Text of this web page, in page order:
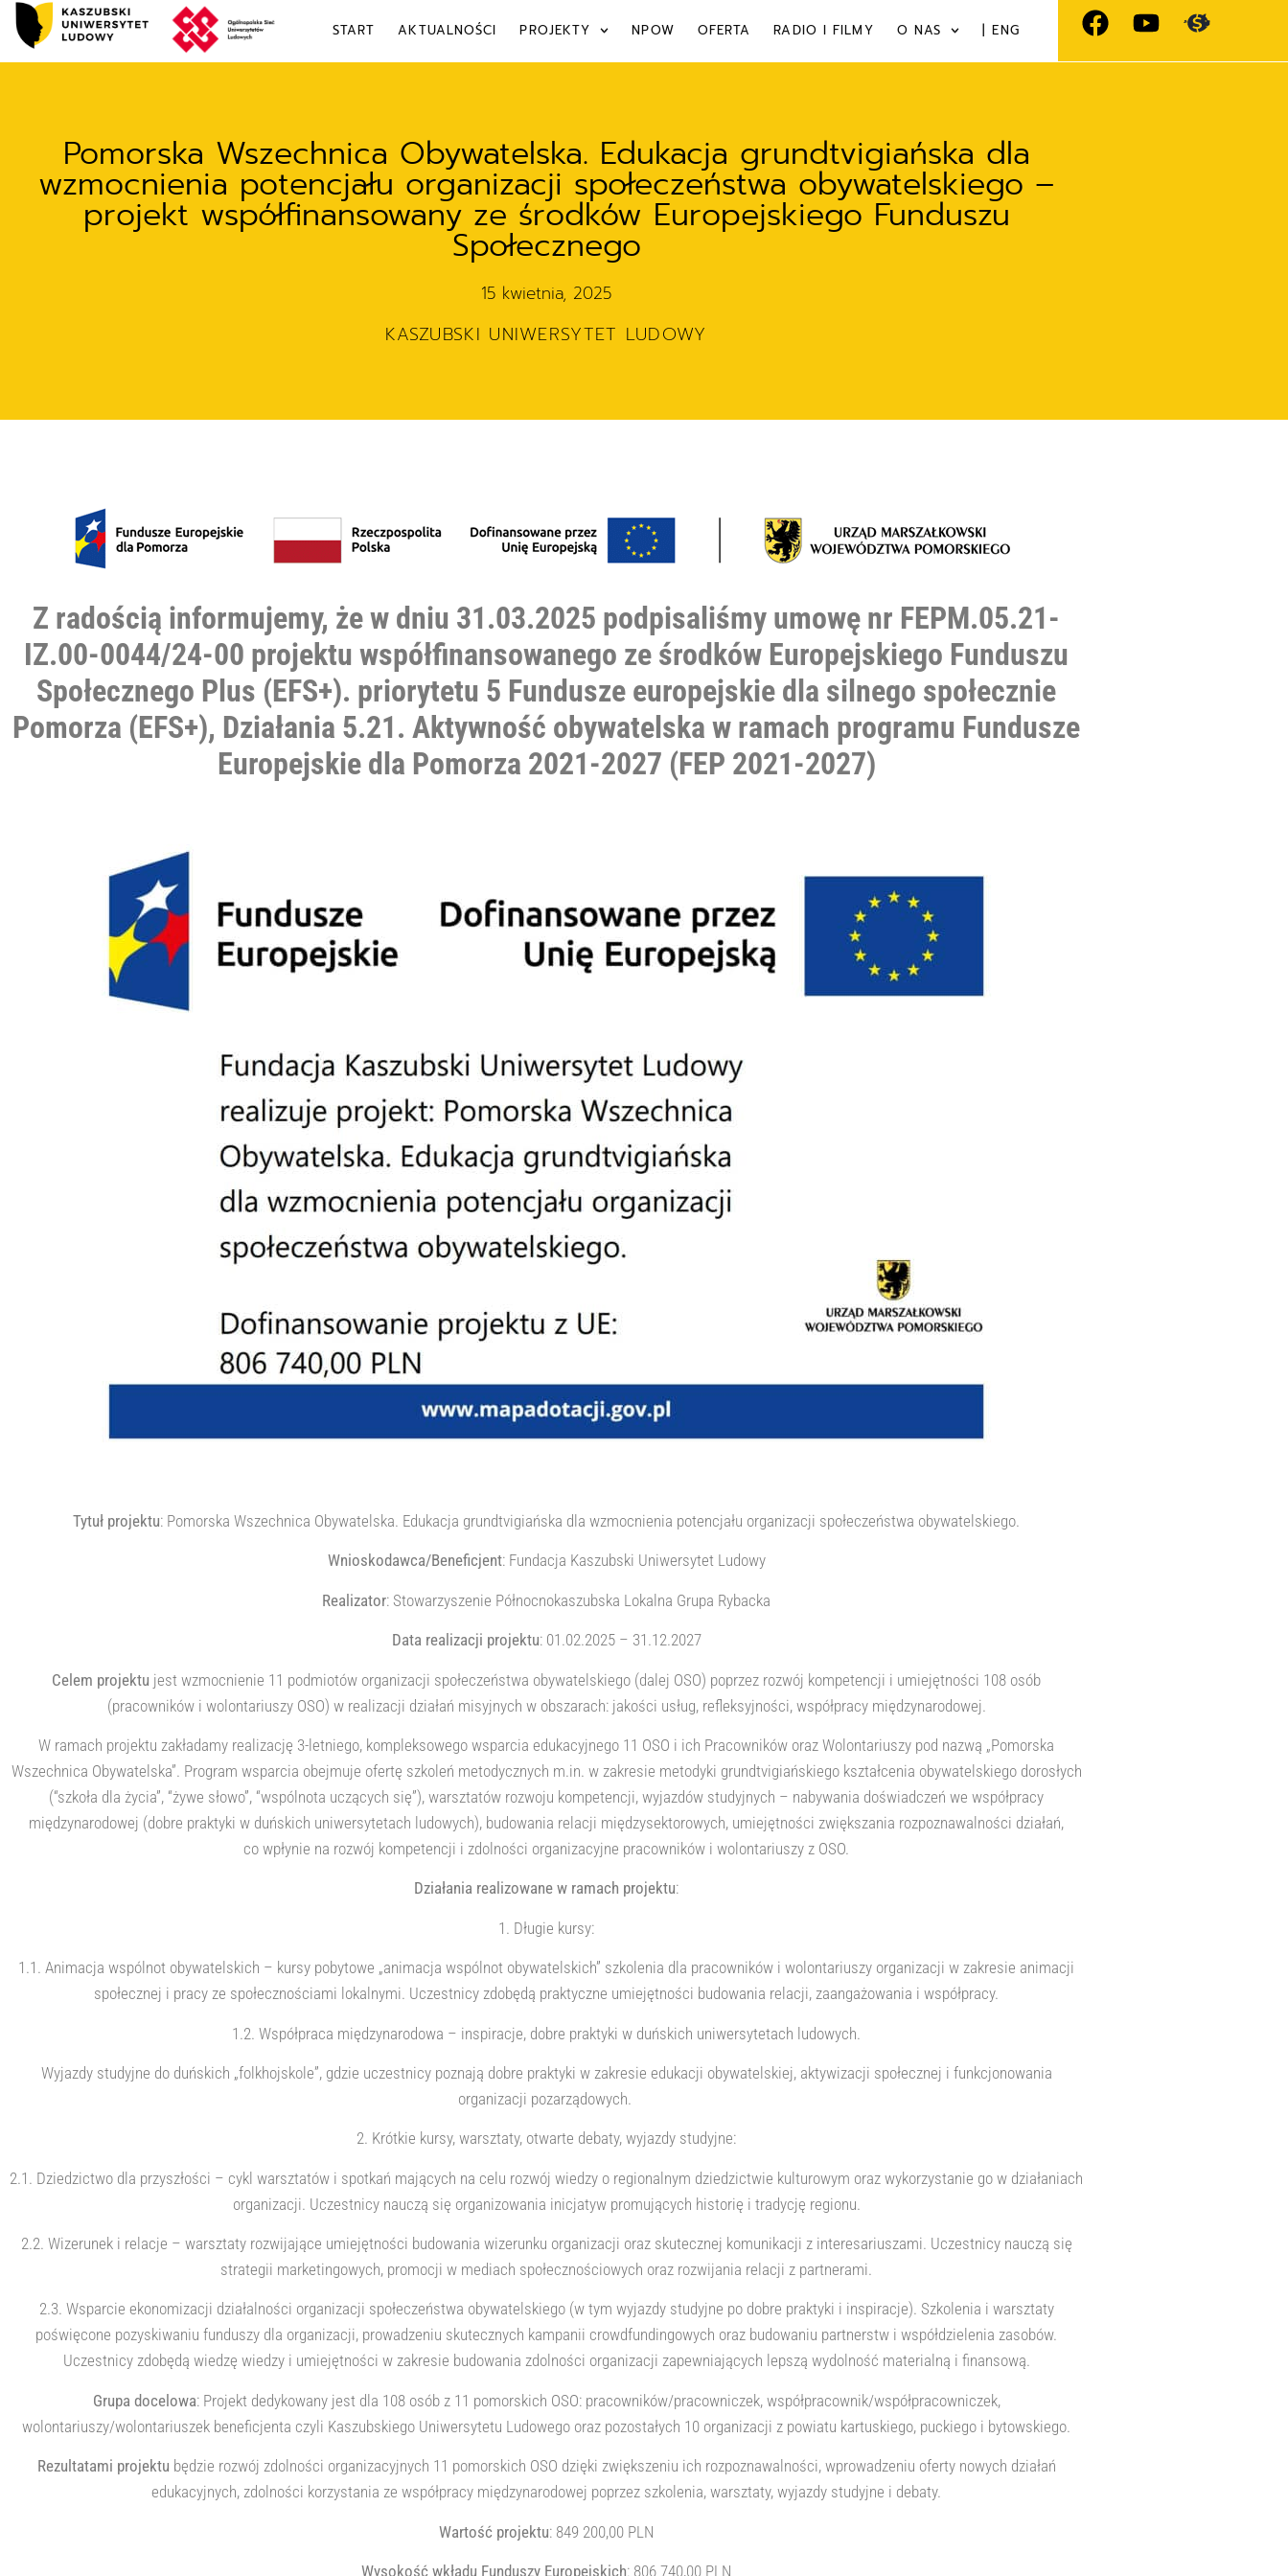
START AKTUALNOŚCI PROJEKTY NPOW OFERTA RADIO I FILMY O NAS | ENG
Pomorska Wszechnica Obywatelska. Edukacja grundtvigiańska dla
wzmocnienia potencjału organizacji społeczeństwa obywatelskiego –
projekt współfinansowany ze środków Europejskiego Funduszu
Społecznego
15 kwietnia, 2025
KASZUBSKI UNIWERSYTET LUDOWY
Z radością informujemy, że w dniu 31.03.2025 podpisaliśmy umowę nr FEPM.05.21-
IZ.00-0044/24-00 projektu współfinansowanego ze środków Europejskiego Funduszu
Społecznego Plus (EFS+). priorytetu 5 Fundusze europejskie dla silnego społecznie
Pomorza (EFS+), Działania 5.21. Aktywność obywatelska w ramach programu Fundusze
Europejskie dla Pomorza 2021-2027 (FEP 2021-2027)
Tytuł projektu: Pomorska Wszechnica Obywatelska. Edukacja grundtvigiańska dla wzmocnienia potencjału organizacji społeczeństwa obywatelskiego.
Wnioskodawca/Beneficjent: Fundacja Kaszubski Uniwersytet Ludowy
Realizator: Stowarzyszenie Północnokaszubska Lokalna Grupa Rybacka
Data realizacji projektu: 01.02.2025 – 31.12.2027
Celem projektu jest wzmocnienie 11 podmiotów organizacji społeczeństwa obywatelskiego (dalej OSO) poprzez rozwój kompetencji i umiejętności 108 osób
(pracowników i wolontariuszy OSO) w realizacji działań misyjnych w obszarach: jakości usług, refleksyjności, współpracy międzynarodowej.
W ramach projektu zakładamy realizację 3-letniego, kompleksowego wsparcia edukacyjnego 11 OSO i ich Pracowników oraz Wolontariuszy pod nazwą „Pomorska
Wszechnica Obywatelska”. Program wsparcia obejmuje ofertę szkoleń metodycznych m.in. w zakresie metodyki grundtvigiańskiego kształcenia obywatelskiego dorosłych
(“szkoła dla życia”, “żywe słowo”, “wspólnota uczących się”), warsztatów rozwoju kompetencji, wyjazdów studyjnych – nabywania doświadczeń we współpracy
międzynarodowej (dobre praktyki w duńskich uniwersytetach ludowych), budowania relacji międzysektorowych, umiejętności zwiększania rozpoznawalności działań,
co wpłynie na rozwój kompetencji i zdolności organizacyjne pracowników i wolontariuszy z OSO.
Działania realizowane w ramach projektu:
1. Długie kursy:
1.1. Animacja wspólnot obywatelskich – kursy pobytowe „animacja wspólnot obywatelskich” szkolenia dla pracowników i wolontariuszy organizacji w zakresie animacji
społecznej i pracy ze społecznościami lokalnymi. Uczestnicy zdobędą praktyczne umiejętności budowania relacji, zaangażowania i współpracy.
1.2. Współpraca międzynarodowa – inspiracje, dobre praktyki w duńskich uniwersytetach ludowych.
Wyjazdy studyjne do duńskich „folkhojskole”, gdzie uczestnicy poznają dobre praktyki w zakresie edukacji obywatelskiej, aktywizacji społecznej i funkcjonowania
organizacji pozarządowych.
2. Krótkie kursy, warsztaty, otwarte debaty, wyjazdy studyjne:
2.1. Dziedzictwo dla przyszłości – cykl warsztatów i spotkań mających na celu rozwój wiedzy o regionalnym dziedzictwie kulturowym oraz wykorzystanie go w działaniach
organizacji. Uczestnicy nauczą się organizowania inicjatyw promujących historię i tradycję regionu.
2.2. Wizerunek i relacje – warsztaty rozwijające umiejętności budowania wizerunku organizacji oraz skutecznej komunikacji z interesariuszami. Uczestnicy nauczą się
strategii marketingowych, promocji w mediach społecznościowych oraz rozwijania relacji z partnerami.
2.3. Wsparcie ekonomizacji działalności organizacji społeczeństwa obywatelskiego (w tym wyjazdy studyjne po dobre praktyki i inspiracje). Szkolenia i warsztaty
poświęcone pozyskiwaniu funduszy dla organizacji, prowadzeniu skutecznych kampanii crowdfundingowych oraz budowaniu partnerstw i współdzielenia zasobów.
Uczestnicy zdobędą wiedzę wiedzy i umiejętności w zakresie budowania zdolności organizacji zapewniających lepszą wydolność materialną i finansową.
Grupa docelowa: Projekt dedykowany jest dla 108 osób z 11 pomorskich OSO: pracowników/pracowniczek, współpracownik/współpracowniczek,
wolontariuszy/wolontariuszek beneficjenta czyli Kaszubskiego Uniwersytetu Ludowego oraz pozostałych 10 organizacji z powiatu kartuskiego, puckiego i bytowskiego.
Rezultatami projektu będzie rozwój zdolności organizacyjnych 11 pomorskich OSO dzięki zwiększeniu ich rozpoznawalności, wprowadzeniu oferty nowych działań
edukacyjnych, zdolności korzystania ze współpracy międzynarodowej poprzez szkolenia, warsztaty, wyjazdy studyjne i debaty.
Wartość projektu: 849 200,00 PLN
Wysokość wkładu Funduszy Europejskich: 806 740,00 PLN